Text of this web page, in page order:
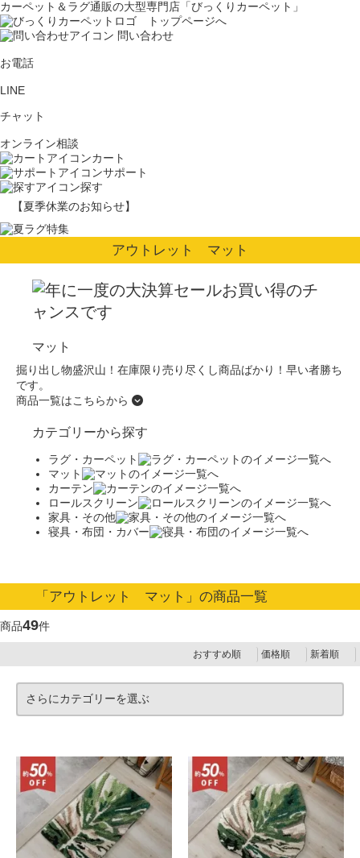
カーペット＆ラグ通販の大型専門店「びっくりカーペット」
問い合わせ
お電話
LINE
チャット
オンライン相談
カート
サポート
探す
【夏季休業のお知らせ】
アウトレット マット
マット
掘り出し物盛沢山！在庫限り売り尽くし商品ばかり！早い者勝ち
です。
商品一覧はこちらから
カテゴリーから探す
ラグ・カーペット
一覧へ
マット
一覧へ
カーテン
一覧へ
ロールスクリーン
一覧へ
家具・その他
一覧へ
寝具・布団・カバー
一覧へ
「アウトレット マット」の商品一覧
商品49件
おすすめ順 価格順 新着順
さらにカテゴリーを選ぶ